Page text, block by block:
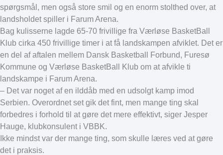
spørgsmål, men også store smil og en enorm stolthed over, at
landsholdet spiller i Farum Arena.
Bag kulisserne lagde 65-70 frivillige fra Værløse BasketBall
Klub cirka 450 frivillige timer i at få landskampen afviklet. Det er
en del af aftalen mellem Dansk Basketball Forbund, Furesø
Kommune og Værløse BasketBall Klub om at afvikle ti
landskampe i Farum Arena.
– Det var noget af en ilddåb med en udsolgt kamp imod
Serbien. Overordnet set gik det fint, men mange ting skal
forbedres i forhold til at gøre det mere effektivt, siger Jesper
Hauge, klubkonsulent i VBBK.
Ikke mindst var der mange ting, som skulle læres ved at gøre
det i praksis.